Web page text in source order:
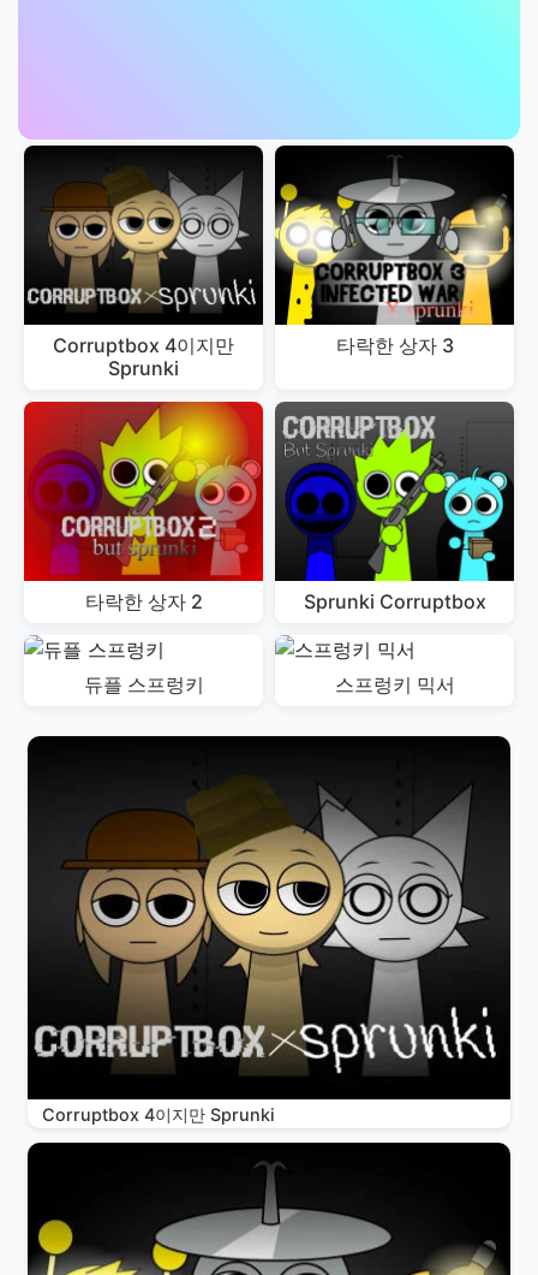
Corruptbox 4이지만
Sprunki
타락한 상자 3
타락한 상자 2 Sprunki Corruptbox
듀플 스프렁키 스프렁키 믹서
Corruptbox 4이지만 Sprunki